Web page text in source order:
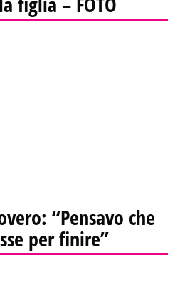
“Pensavo che
per finire”